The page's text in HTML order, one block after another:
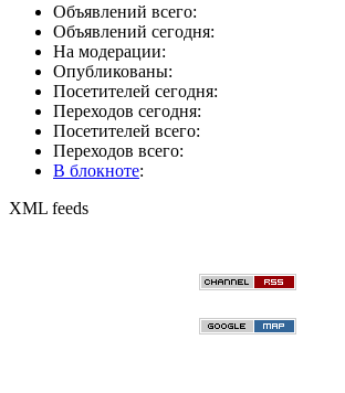
Объявлений всего:
Объявлений сегодня:
На модерации:
Опубликованы:
Посетителей сегодня:
Переходов сегодня:
Посетителей всего:
Переходов всего:
В блокноте:
XML feeds